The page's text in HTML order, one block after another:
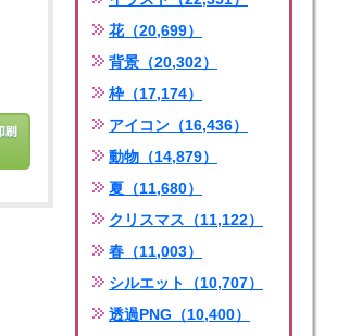
花（20,699）
背景（20,302）
枠（17,174）
アイコン（16,436）
動物（14,879）
夏（11,680）
クリスマス（11,122）
春（11,003）
シルエット（10,707）
透過PNG（10,400）